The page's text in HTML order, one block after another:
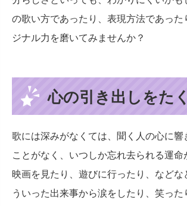
の歌い方であったり、表現方法であっ
ジナル力を磨いてみませんか？
心の引き出しをた
歌には深みがなくては、聞く人の心に
ことがなく、いつしか忘れ去られる運
映画を見たり、遊びに行ったり、など
ういった出来事から涙をしたり、笑っ